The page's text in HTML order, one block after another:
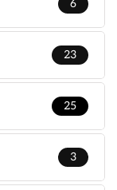
6
23
25
3